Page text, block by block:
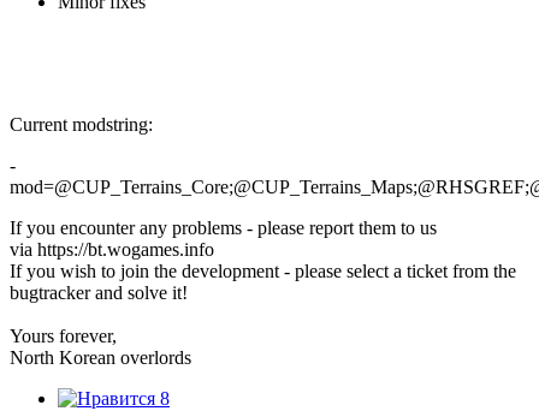
Current modstring:
-
If you encounter any problems - please report them to us
via https://bt.wogames.info
If you wish to join the development - please select a ticket from the
bugtracker and solve it!
Yours forever,
North Korean overlords
8